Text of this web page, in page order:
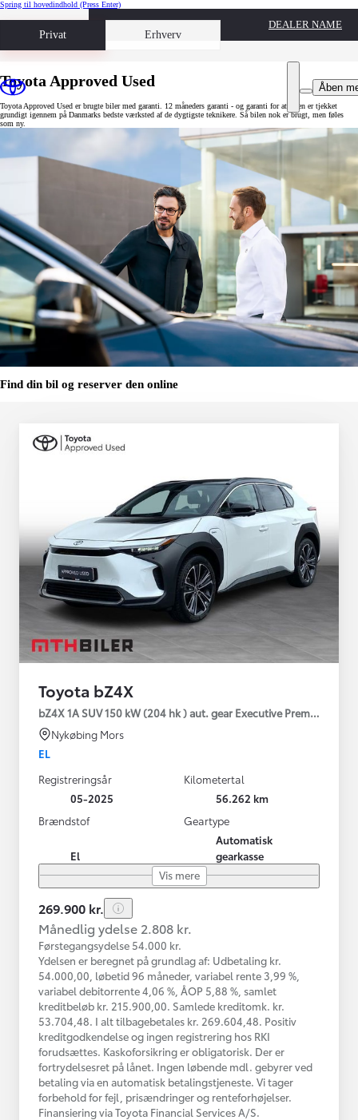
Spring til hovedindhold (Press Enter)
Privat Erhverv
Book prøvetur
DEALER NAME
Åben
Toyota Approved Used
Toyota Approved Used er brugte biler med garanti. 12 måneders garanti - og garanti for at bilen er tjekket
grundigt igennem på Danmarks bedste værksted af de dygtigste teknikere. Så bilen nok er brugt, men føles
som ny.
Find din bil og reserver den online
Toyota bZ4X
bZ4X 1A SUV 150 kW (204 hk ) aut. gear Executive Premium
Nykøbing Mors
EL
Registreringsår
05-2025
Kilometertal
56.262 km
Brændstof
El
Geartype
Automatisk
gearkasse
Vis mere
269.900 kr.
Månedlig ydelse 2.808 kr.
Førstegangsydelse 54.000 kr.
Ydelsen er beregnet på grundlag af: Udbetaling kr.
54.000,00, løbetid 96 måneder, variabel rente 3,99 %,
variabel debitorrente 4,06 %, ÅOP 5,88 %, samlet
kreditbeløb kr. 215.900,00. Samlede kreditomk. kr.
53.704,48. I alt tilbagebetales kr. 269.604,48. Positiv
kreditgodkendelse og ingen registrering hos RKI
forudsættes. Kaskoforsikring er obligatorisk. Der er
fortrydelsesret på lånet. Ingen løbende mdl. gebyrer ved
betaling via en automatisk betalingstjeneste. Vi tager
forbehold for fejl, prisændringer og renteforhøjelser.
Finansiering via Toyota Financial Services A/S.